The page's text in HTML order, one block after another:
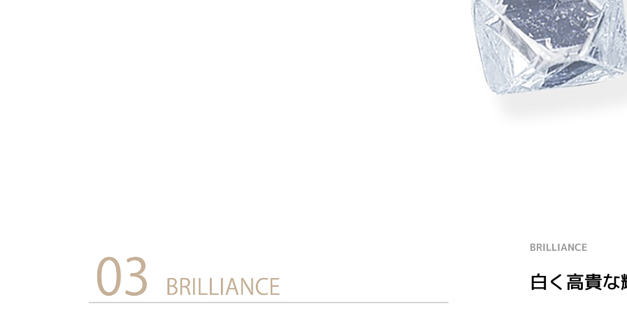
BRILLIANCE
白く高貴な